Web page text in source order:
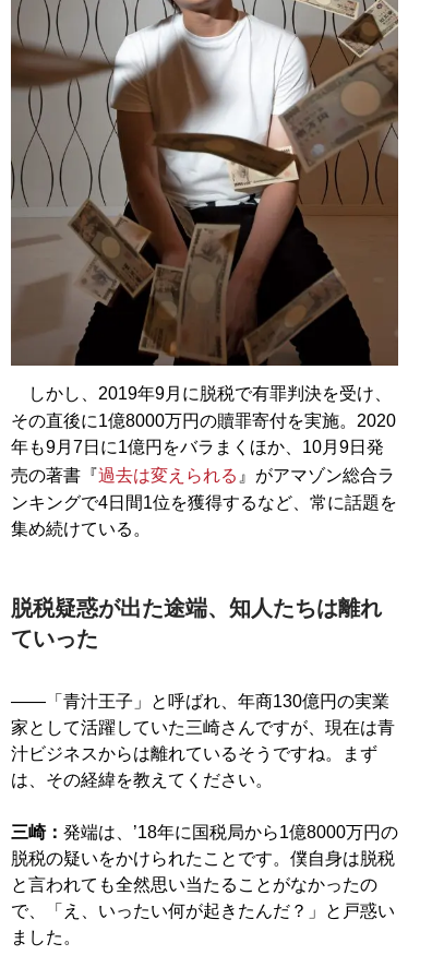
しかし、2019年9月に脱税で有罪判決を受け、
その直後に1億8000万円の贖罪寄付を実施。2020
年も9月7日に1億円をバラまくほか、10月9日発
売の著書『過去は変えられる 』がアマゾン総合ラ
ンキングで4日間1位を獲得するなど、常に話題を
集め続けている。
脱税疑惑が出た途端、知人たちは離れ
ていった
――「青汁王子」と呼ばれ、年商130億円の実業
家として活躍していた三崎さんですが、現在は青
汁ビジネスからは離れているそうですね。まず
は、その経緯を教えてください。
三崎： 発端は、’18年に国税局から1億8000万円の
脱税の疑いをかけられたことです。僕自身は脱税
と言われても全然思い当たることがなかったの
で、「え、いったい何が起きたんだ？」と戸惑い
ました。